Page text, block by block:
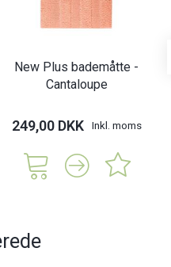
New Plus bademåtte -
Cantaloupe
249,00 DKK Inkl. moms